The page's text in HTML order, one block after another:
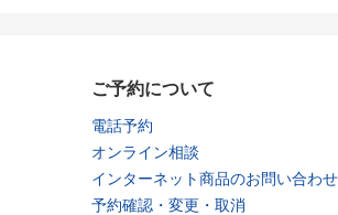
ご予約について
電話予約
オンライン相談
インターネット商品のお問い合わせ
予約確認・変更・取消